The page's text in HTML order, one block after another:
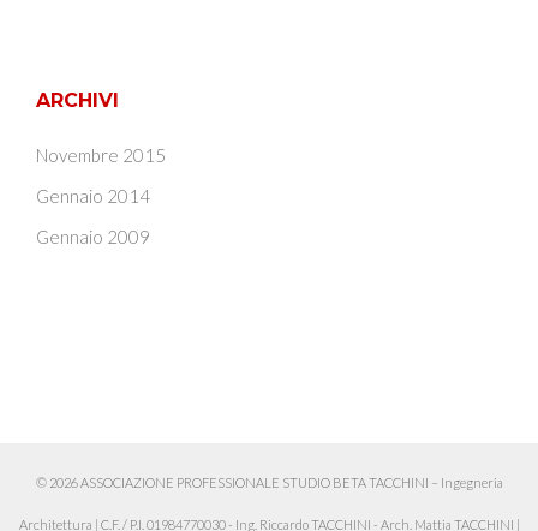
ARCHIVI
Novembre 2015
Gennaio 2014
Gennaio 2009
© 2026 ASSOCIAZIONE PROFESSIONALE STUDIO BETA TACCHINI – Ingegneria
Architettura | C.F. / P.I. 01984770030 - Ing. Riccardo TACCHINI - Arch. Mattia TACCHINI |